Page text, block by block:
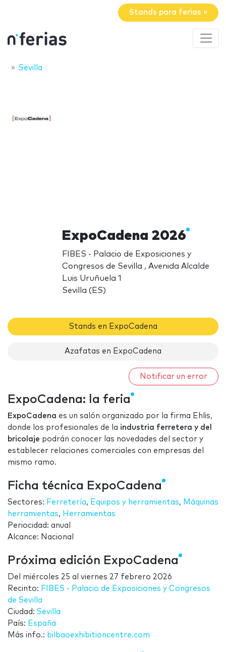
Stands para ferias »
Sevilla
ExpoCadena 2026
FIBES - Palacio de Exposiciones y
Congresos de Sevilla , Avenida Alcalde
Luis Uruñuela 1
Sevilla (ES)
Stands en ExpoCadena
Azafatas en ExpoCadena
Notificar un error
ExpoCadena: la feria
ExpoCadena es un salón organizado por la firma Ehlis,
donde los profesionales de la industria ferretera y del
bricolaje podrán conocer las novedades del sector y
establecer relaciones comerciales con empresas del
mismo ramo.
Ficha técnica ExpoCadena
Sectores: Ferretería, Equipos y herramientas, Máquinas
herramientas, Herramientas
Periocidad: anual
Alcance: Nacional
Próxima edición ExpoCadena
Del miércoles 25 al viernes 27 febrero 2026
Recinto: FIBES - Palacio de Exposiciones y Congresos
de Sevilla
Ciudad: Sevilla
País: España
Más info.: bilbaoexhibitioncentre.com